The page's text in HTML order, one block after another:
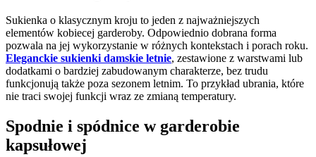
Sukienka o klasycznym kroju to jeden z najważniejszych
elementów kobiecej garderoby. Odpowiednio dobrana forma
pozwala na jej wykorzystanie w różnych kontekstach i porach roku.
Eleganckie sukienki damskie letnie, zestawione z warstwami lub
dodatkami o bardziej zabudowanym charakterze, bez trudu
funkcjonują także poza sezonem letnim. To przykład ubrania, które
nie traci swojej funkcji wraz ze zmianą temperatury.
Spodnie i spódnice w garderobie
kapsułowej